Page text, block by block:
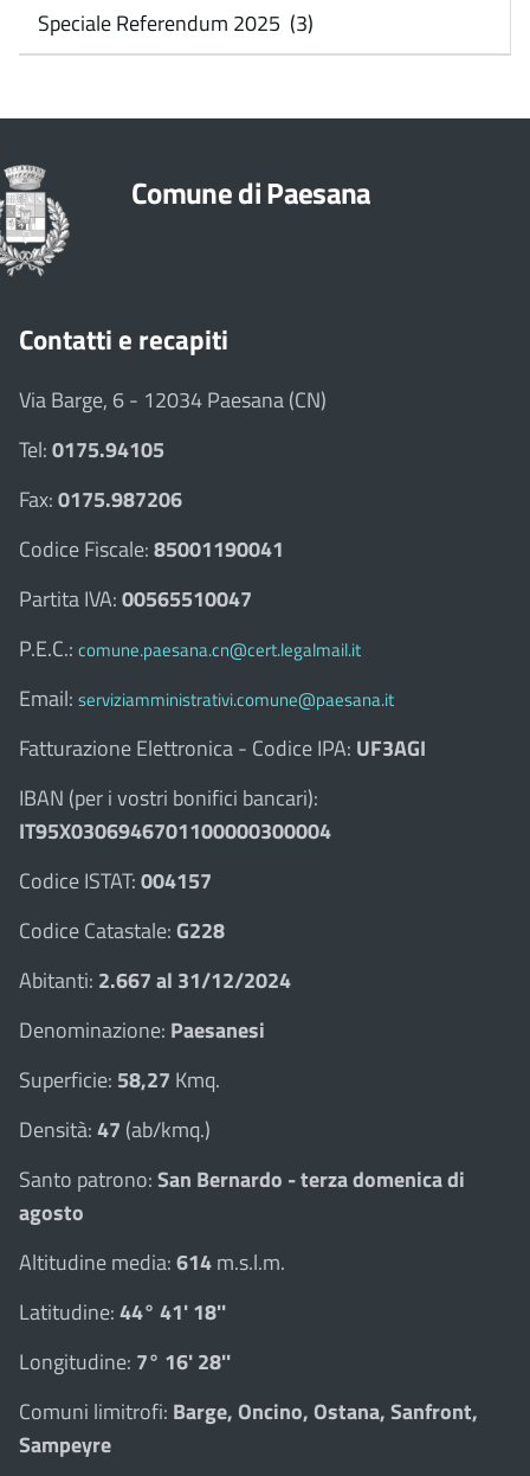
Speciale Referendum 2025 (3)
Comune di Paesana
Contatti e recapiti
Via Barge, 6 - 12034 Paesana (CN)
Tel:0175.94105
Fax:0175.987206
Codice Fiscale:85001190041
Partita IVA:00565510047
P.E.C.: comune.paesana.cn@cert.legalmail.it
Email: serviziamministrativi.comune@paesana.it
Fatturazione Elettronica - Codice IPA: UF3AGI
IBAN (per i vostri bonifici bancari):
IT95X0306946701100000300004
Codice ISTAT:004157
Codice Catastale:G228
Abitanti: 2.667 al 31/12/2024
Denominazione: Paesanesi
Superficie: 58,27 Kmq.
Densità:47 (ab/kmq.)
Santo patrono:San Bernardo - terza domenica di
agosto
Altitudine media:614m.s.l.m.
Latitudine:44° 41' 18''
Longitudine: 7° 16' 28''
Comuni limitrofi: Barge, Oncino, Ostana, Sanfront,
Sampeyre